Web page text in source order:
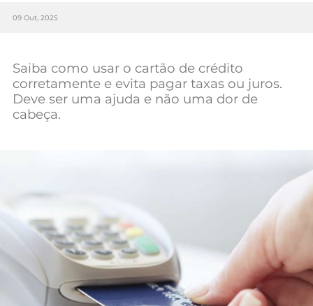
Sociedade
Negócios
Mundial 2026
09 Out, 2025
Saiba como usar o cartão de crédito
corretamente e evita pagar taxas ou juros.
Deve ser uma ajuda e não uma dor de
cabeça.